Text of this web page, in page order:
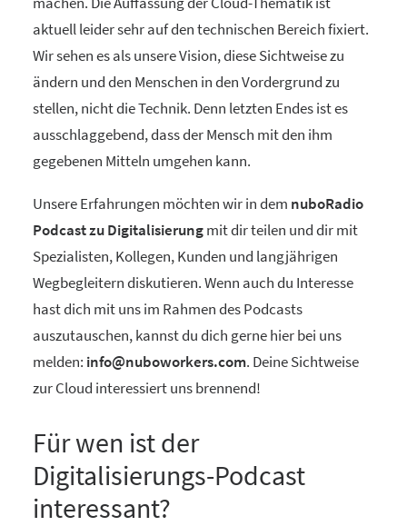
aktuell leider sehr auf den technischen Bereich fixiert.
Wir sehen es als unsere Vision, diese Sichtweise zu
ändern und den Menschen in den Vordergrund zu
stellen, nicht die Technik. Denn letzten Endes ist es
ausschlaggebend, dass der Mensch mit den ihm
gegebenen Mitteln umgehen kann.
Unsere Erfahrungen möchten wir in dem nuboRadio
Podcast zu Digitalisierungmit dir teilen und dir mit
Spezialisten, Kollegen, Kunden und langjährigen
Wegbegleitern diskutieren. Wenn auch du Interesse
hast dich mit uns im Rahmen des Podcasts
auszutauschen, kannst du dich gerne hier bei uns
melden: info@nuboworkers.com. Deine Sichtweise
zur Cloud interessiert uns brennend!
Für wen ist der
Digitalisierungs-Podcast
interessant?